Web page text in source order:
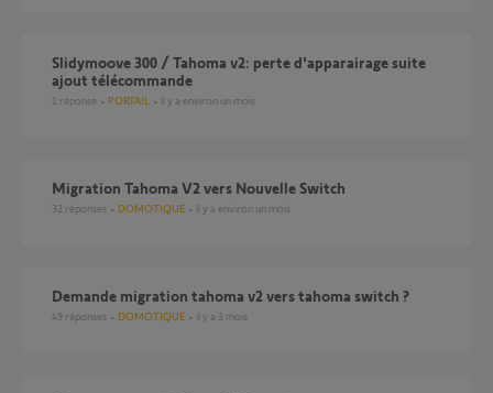
Slidymoove 300 / Tahoma v2: perte d'apparairage suite
ajout télécommande
1 réponse PORTAIL il y a environ un mois
Migration Tahoma V2 vers Nouvelle Switch
32 réponses DOMOTIQUE il y a environ un mois
demande migration tahoma v2 vers tahoma switch ?
49 réponses DOMOTIQUE il y a 3 mois